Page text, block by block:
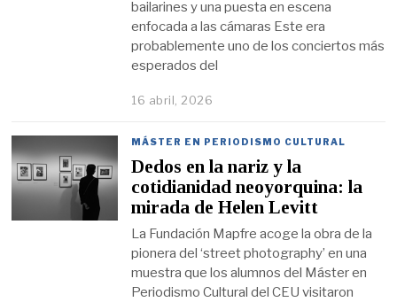
bailarines y una puesta en escena
enfocada a las cámaras Este era
probablemente uno de los conciertos más
esperados del
16 abril, 2026
MÁSTER EN PERIODISMO CULTURAL
Dedos en la nariz y la
cotidianidad neoyorquina: la
mirada de Helen Levitt
La Fundación Mapfre acoge la obra de la
pionera del ‘street photography’ en una
muestra que los alumnos del Máster en
Periodismo Cultural del CEU visitaron